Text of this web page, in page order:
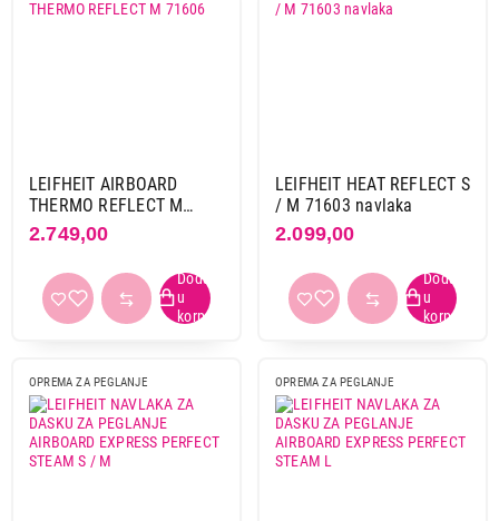
LEIFHEIT AIRBOARD
THERMO REFLECT M
71606
2.749,00
LEIFHEIT HEAT REFLECT S
/ M 71603 navlaka
2.099,00
OPREMA ZA PEGLANJE OPREMA ZA PEGLANJE